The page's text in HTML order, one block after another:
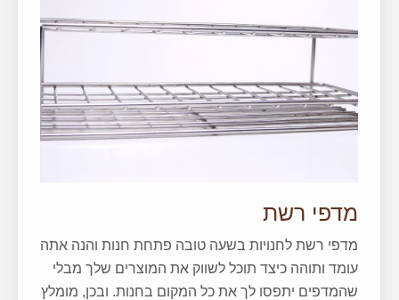
מדפי רשת
מדפי רשת לחנויות בשעה טובה פתחת חנות והנה אתה
עומד ותוהה כיצד תוכל לשווק את המוצרים שלך מבלי
שהמדפים יתפסו לך את כל המקום בחנות. ובכן, מומלץ